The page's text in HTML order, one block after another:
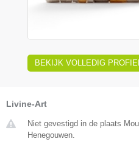
BEKIJK VOLLEDIG
Livine-Art
Niet gevestigd in de plaats
Henegouwen.